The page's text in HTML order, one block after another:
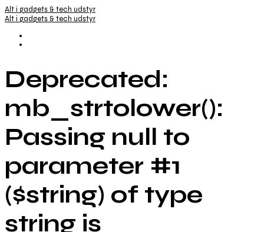
Alt i gadgets & tech udstyr
Alt i gadgets & tech udstyr
Deprecated:
mb_strtolower():
Passing null to
parameter #1
($string) of type
string is